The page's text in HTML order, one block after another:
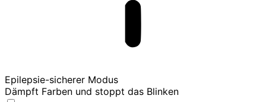
Epilepsie-sicherer Modus
Dämpft Farben und stoppt das Blinken